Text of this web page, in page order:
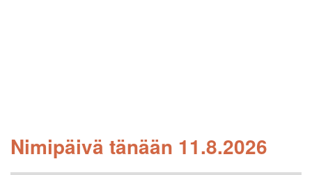
Nimipäivä tänään 11.8.2026